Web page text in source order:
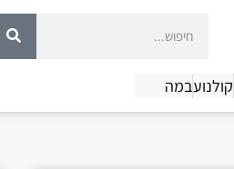
קולנועבמה